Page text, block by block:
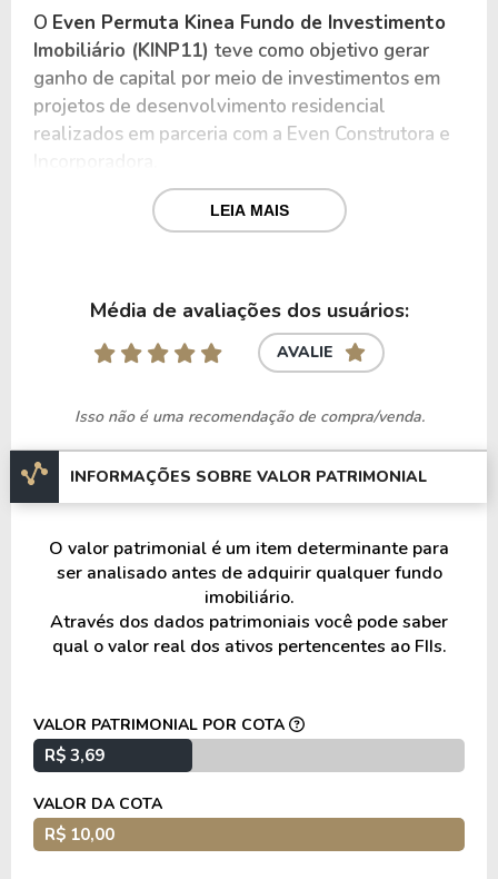
O Even Permuta Kinea Fundo de Investimento
Imobiliário (KINP11) teve como objetivo gerar
ganho de capital por meio de investimentos em
projetos de desenvolvimento residencial
realizados em parceria com a Even Construtora e
Classificava-se como um fundo imobiliário de
desenvolvimento, com gestão ativa e foco no
O fundo foi administrado pela Intrag Distribuidora
de Títulos e Valores Mobiliários Ltda. e gerido
pela Kinea Investimentos Ltda..
Estratégia e composição
A estratégia do fundo consistia na participação em
operações de permuta imobiliária e
desenvolvimento de empreendimentos
residenciais de médio e alto padrão, buscando
retorno por meio da comercialização das unidades
desenvolvidas.
empreendimentos e condução do processo de
desinvestimento dos ativos ao longo do prazo de
O fundo operou em parceria com a Even
LEIA MAIS
Média de avaliações dos usuários:
AVALIE
Isso não é uma recomendação de compra/venda.
INFORMAÇÕES SOBRE VALOR PATRIMONIAL
O valor patrimonial é um item determinante para
ser analisado antes de adquirir qualquer fundo
imobiliário.
Através dos dados patrimoniais você pode saber
qual o valor real dos ativos pertencentes ao FIIs.
VALOR PATRIMONIAL POR COTA
R$ 3,69
VALOR DA COTA
R$ 10,00